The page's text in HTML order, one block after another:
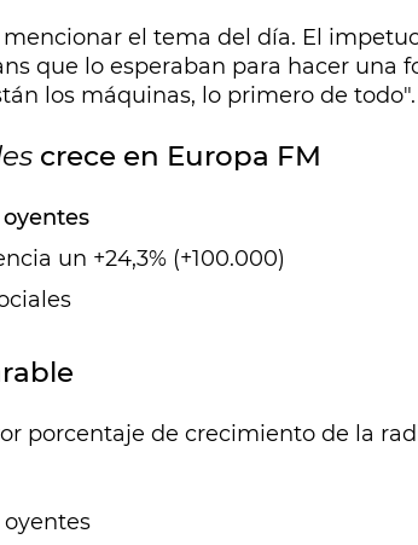
el tema del día. El
que lo esperaban para hacer una
los máquinas, lo primero de todo".
crece en Europa FM
un +24,3% (+100.000)
porcentaje de crecimiento de la